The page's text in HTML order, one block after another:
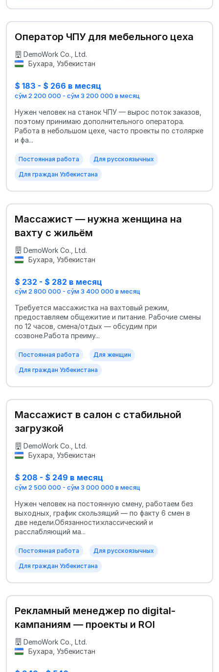
Оператор ЧПУ для мебельного цеха
DemoWork Co., Ltd.
Бухара, Узбекистан
$ 183 - $ 266 в месяц
сўм 2 200 000 - сўм 3 200 000 в месяц
Нужен человек на станок ЧПУ — вырос поток заказов,
поэтому принимаю дополнительного оператора.
Работа в небольшом цехе, часто проекты по столярке
и фа...
Постоянная работа Для русскоязычных
Для граждан Узбекистана
Массажист — нужна женщина на
вахту с жильём
DemoWork Co., Ltd.
Бухара, Узбекистан
$ 232 - $ 282 в месяц
сўм 2 800 000 - сўм 3 400 000 в месяц
Требуется массажистка на вахтовый режим,
предоставляем общежитие и питание. Рабочие смены
по 12 часов, смена/отдых — обсудим при
созвоне.Работа преиму...
Постоянная работа Для женщин
Для граждан Узбекистана
Массажист в салон с стабильной
загрузкой
DemoWork Co., Ltd.
Бухара, Узбекистан
$ 208 - $ 249 в месяц
сўм 2 500 000 - сўм 3 000 000 в месяц
Нужен человек на постоянную смену, работаем без
выходных, график скользящий — по факту 6 смен в
две недели.Обязанности:классический и
расслабляющий ма...
Постоянная работа Для русскоязычных
Для граждан Узбекистана
Рекламный менеджер по digital-
кампаниям — проекты и ROI
DemoWork Co., Ltd.
Бухара, Узбекистан